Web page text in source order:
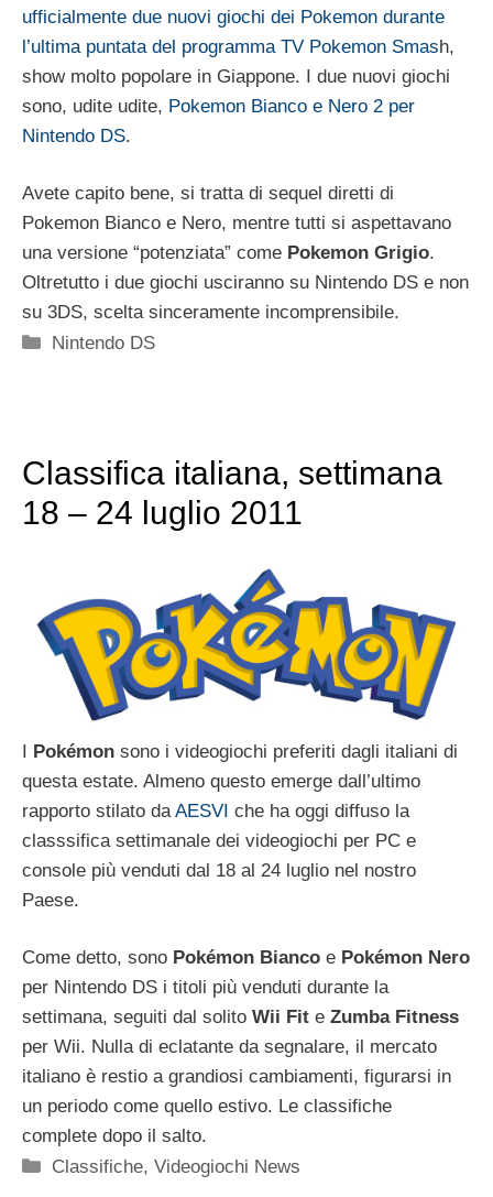
ufficialmente due nuovi giochi dei Pokemon durante
l’ultima puntata del programma TV Pokemon Smash,
show molto popolare in Giappone. I due nuovi giochi
sono, udite udite, Pokemon Bianco e Nero 2 per
Nintendo DS.
Avete capito bene, si tratta di sequel diretti di
Pokemon Bianco e Nero, mentre tutti si aspettavano
una versione “potenziata” come Pokemon Grigio.
Oltretutto i due giochi usciranno su Nintendo DS e non
su 3DS, scelta sinceramente incomprensibile.
Categorie
Nintendo DS
Classifica italiana, settimana
18 – 24 luglio 2011
I Pokémon sono i videogiochi preferiti dagli italiani di
questa estate. Almeno questo emerge dall’ultimo
rapporto stilato da AESVI che ha oggi diffuso la
classsifica settimanale dei videogiochi per PC e
console più venduti dal 18 al 24 luglio nel nostro
Paese.
Come detto, sono Pokémon Bianco e Pokémon Nero
per Nintendo DS i titoli più venduti durante la
settimana, seguiti dal solito Wii Fit e Zumba Fitness
per Wii. Nulla di eclatante da segnalare, il mercato
italiano è restio a grandiosi cambiamenti, figurarsi in
un periodo come quello estivo. Le classifiche
complete dopo il salto.
Categorie
Classifiche,Videogiochi News